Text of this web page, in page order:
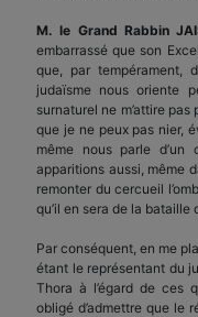
M. le Grand Rabbin
embarrassé que son
que, par tempérament,
judaïsme nous oriente
surnaturel ne m’attire
que je ne peux pas nier,
même nous parle
apparitions aussi, même
remonter du cercueil
qu’il en sera de la bataille
Par conséquent, en me
étant le représentant du
Thora à l’égard de ces
obligé d’admettre que le